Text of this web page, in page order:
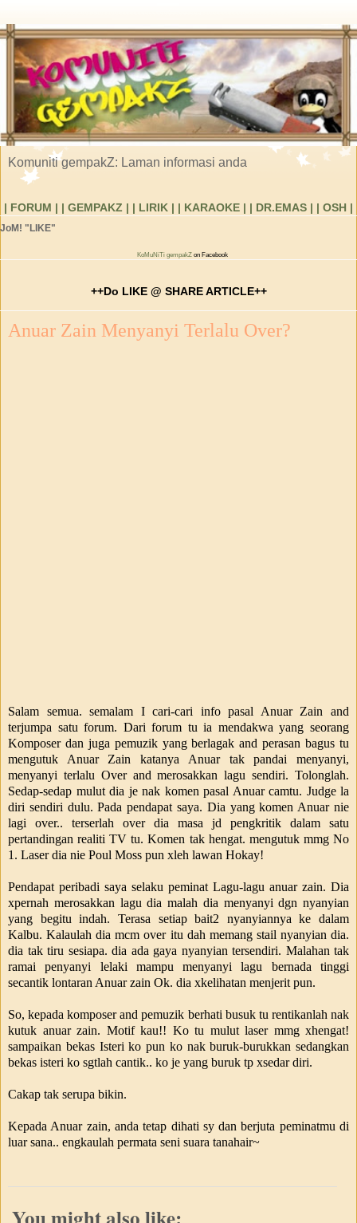
Komuniti gempakZ: Laman informasi anda
| FORUM | | GEMPAKZ | | LIRIK | | KARAOKE | | DR.EMAS | | OSH |
JoM! "LIKE"
KoMuNiTi gempakZ on Facebook
++Do LIKE @ SHARE ARTICLE++
Anuar Zain Menyanyi Terlalu Over?
Salam semua. semalam I cari-cari info pasal Anuar Zain and
terjumpa satu forum. Dari forum tu ia mendakwa yang seorang
Komposer dan juga pemuzik yang berlagak and perasan bagus tu
mengutuk Anuar Zain katanya Anuar tak pandai menyanyi,
menyanyi terlalu Over and merosakkan lagu sendiri. Tolonglah.
Sedap-sedap mulut dia je nak komen pasal Anuar camtu. Judge la
diri sendiri dulu. Pada pendapat saya. Dia yang komen Anuar nie
lagi over.. terserlah over dia masa jd pengkritik dalam satu
pertandingan realiti TV tu. Komen tak hengat. mengutuk mmg No
1. Laser dia nie Poul Moss pun xleh lawan Hokay!
Pendapat peribadi saya selaku peminat Lagu-lagu anuar zain. Dia
xpernah merosakkan lagu dia malah dia menyanyi dgn nyanyian
yang begitu indah. Terasa setiap bait2 nyanyiannya ke dalam
Kalbu. Kalaulah dia mcm over itu dah memang stail nyanyian dia.
dia tak tiru sesiapa. dia ada gaya nyanyian tersendiri. Malahan tak
ramai penyanyi lelaki mampu menyanyi lagu bernada tinggi
secantik lontaran Anuar zain Ok. dia xkelihatan menjerit pun.
So, kepada komposer and pemuzik berhati busuk tu rentikanlah nak
kutuk anuar zain. Motif kau!! Ko tu mulut laser mmg xhengat!
sampaikan bekas Isteri ko pun ko nak buruk-burukkan sedangkan
bekas isteri ko sgtlah cantik.. ko je yang buruk tp xsedar diri.
Cakap tak serupa bikin.
Kepada Anuar zain, anda tetap dihati sy dan berjuta peminatmu di
luar sana.. engkaulah permata seni suara tanahair~